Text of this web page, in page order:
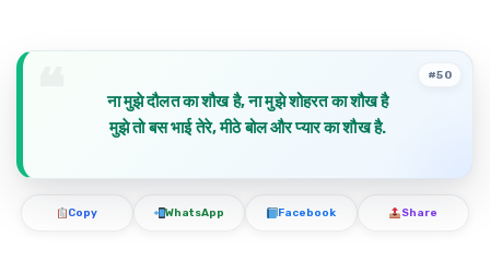
ना मुझे दौलत का शौख है, ना मुझे शोहरत का शौख है
मुझे तो बस भाई तेरे, मीठे बोल और प्यार का शौख है.
#50
Copy WhatsApp Facebook Share